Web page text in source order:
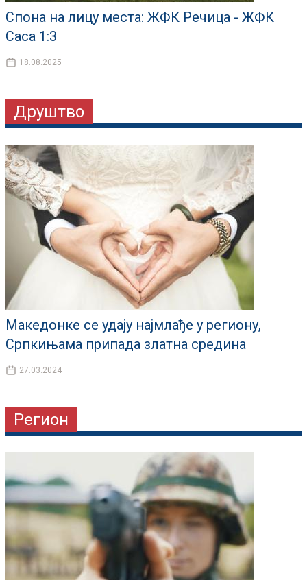
Спона на лицу места: ЖФК Речица - ЖФК
Саса 1:3
18.08.2025
Друштво
Македонке се удају најмлађе у региону,
Српкињама припада златна средина
27.03.2024
Регион